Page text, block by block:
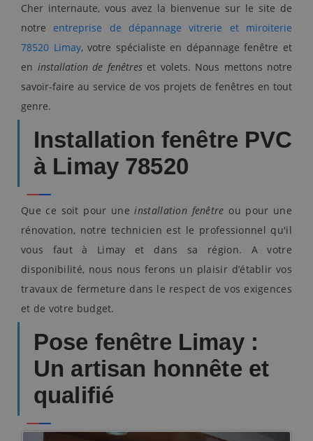
Cher internaute, vous avez la bienvenue sur le site de
notre entreprise de dépannage vitrerie et miroiterie
78520 Limay, votre spécialiste en dépannage fenêtre et
en installation de fenêtreset volets. Nous mettons notre
savoir-faire au service de vos projets de fenêtres en tout
genre.
Installation fenêtre PVC
à Limay 78520
Que ce soit pour uneinstallation fenêtre ou pour une
rénovation, notre technicien est le professionnel qu'il
vous faut à Limay et dans sa région. A votre
disponibilité, nous nous ferons un plaisir d’établir vos
travaux de fermeture dans le respect de vos exigences
et de votre budget.
Pose fenêtre Limay :
Un artisan honnête et
qualifié